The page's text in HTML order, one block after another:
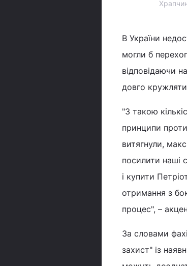
В України
могли б
відповідаючи
довго
"З такою
принципи
витягнули,
посилити наші
і купити
отримання з
процес", –
За словами
захист" із